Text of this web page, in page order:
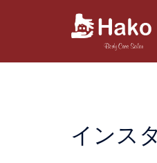
ン
インス